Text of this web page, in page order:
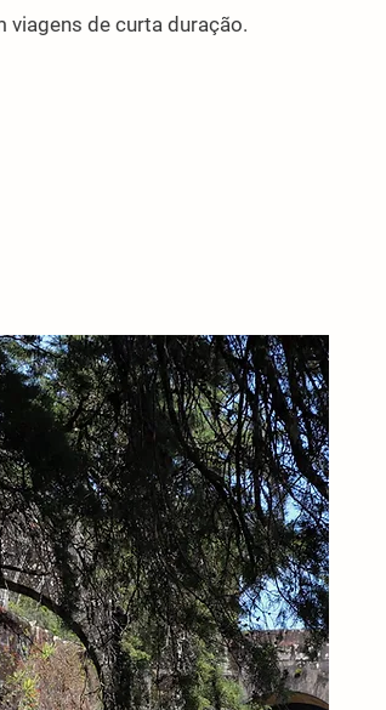
viagens de curta duração.